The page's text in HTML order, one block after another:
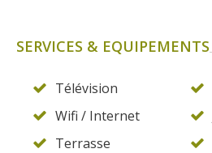
SERVICES & EQUIPEMENTS
Télévision
Wifi / Internet
Terrasse